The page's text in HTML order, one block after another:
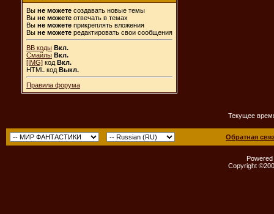
Вы не можете создавать новые темы
Вы не можете отвечать в темах
Вы не можете прикреплять вложения
Вы не можете редактировать свои сообщения
BB коды Вкл.
Смайлы Вкл.
[IMG] код Вкл.
HTML код Выкл.
Правила форума
Текущее
Обратная
Copyright